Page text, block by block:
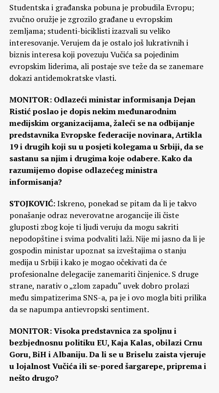
Studentska i građanska pobuna je probudila Evropu;
zvučno oružje je zgrozilo građane u evropskim
zemljama; studenti-biciklisti izazvali su veliko
interesovanje. Verujem da je ostalo još lukrativnih i
biznis interesa koji povezuju Vučića sa pojedinim
evropskim liderima, ali postaje sve teže da se zanemare
dokazi antidemokratske vlasti.
MONITOR: Odlazeći ministar informisanja Dejan
Ristić poslao je dopis nekim međunarodnim
medijskim organizacijama, žaleći se na odbijanje
predstavnika Evropske federacije novinara, Artikla
19 i drugih koji su u posjeti kolegama u Srbiji, da se
sastanu sa njim i drugima koje odabere. Kako da
razumijemo dopise odlazećeg ministra
informisanja?
STOJKOVIĆ:Iskreno, ponekad se pitam da li je takvo
ponašanje odraz neverovatne arogancije ili čiste
gluposti zbog koje ti ljudi veruju da mogu sakriti
nepodopštine i svima podvaliti laži. Nije mi jasno da li je
gospodin ministar upoznat sa izveštajima o stanju
medija u Srbiji i kako je mogao očekivati da će
profesionalne delegacije zanemariti činjenice. S druge
strane, narativ o „zlom zapadu“ uvek dobro prolazi
među simpatizerima SNS-a, pa je i ovo mogla biti prilika
da se napumpa antievropski sentiment.
MONITOR: Visoka predstavnica za spoljnu i
bezbjednosnu politiku EU, Kaja Kalas, obilazi Crnu
Goru, BiH i Albaniju. Da li se u Briselu zaista vjeruje
u lojalnost Vučića ili se-pored šargarepe, priprema i
nešto drugo?